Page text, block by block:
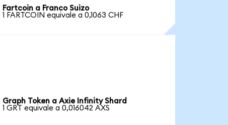
Fartcoin a Franco Suizo
1 FARTCOIN equivale a 0,1063 CHF
Graph Token a Axie Infinity Shard
1 GRT equivale a 0,016042 AXS